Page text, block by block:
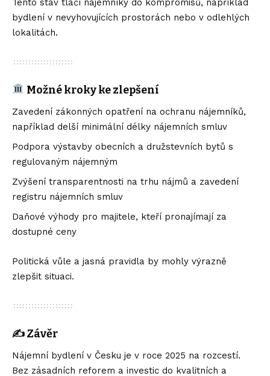
bydlení v nevyhovujících prostorách nebo v odlehlých
lokalitách.
Možné kroky ke zlepšení
Zavedení zákonných opatření na ochranu nájemníků,
například delší minimální délky nájemních smluv
Podpora výstavby obecních a družstevních bytů s
regulovaným nájemným
Zvýšení transparentnosti na trhu nájmů a zavedení
registru nájemních smluv
Daňové výhody pro majitele, kteří pronajímají za
dostupné ceny
Politická vůle a jasná pravidla by mohly výrazně
zlepšit situaci.
✍️Závěr
Nájemní bydlení v Česku je v roce 2025 na rozcestí.
Bez zásadních reforem a investic do kvalitních a